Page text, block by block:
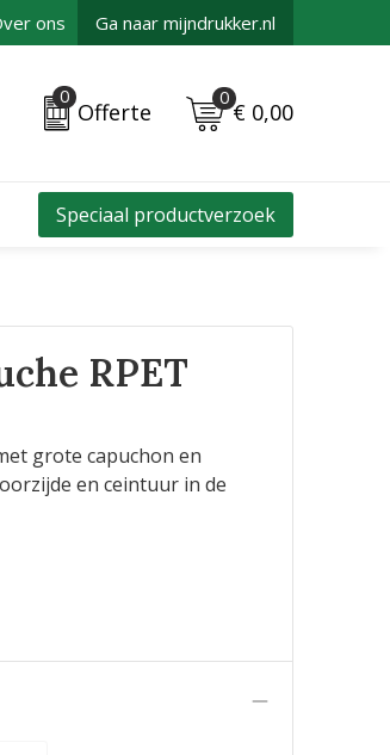
ons Ga naar mijndrukker.nl
0
Offerte
0
€ 0,00
Speciaal productverzoek
RPET
grote capuchon en
en ceintuur in de